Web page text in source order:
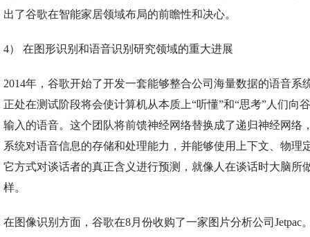
出了谷歌在智能家居领域布局的前瞻性和决心。
4） 在图形识别和语音识别研究领域的重大进展
2014年，谷歌开始了开发一套能够整合公司海量数据的语音系
正处在测试阶段将会使计算机从本质上“听懂”和“思考”人们向
输入的语音。这个团队将前馈神经网络替换成了递归神经网络
系统对语音信息的存储和处理能力，并能够使用上下文、物理
它方式对谈话者的真正含义进行预测，就像人在谈话时大脑所
样。
在图像识别方面，谷歌在8月份收购了一家图片分析公司Jetpac